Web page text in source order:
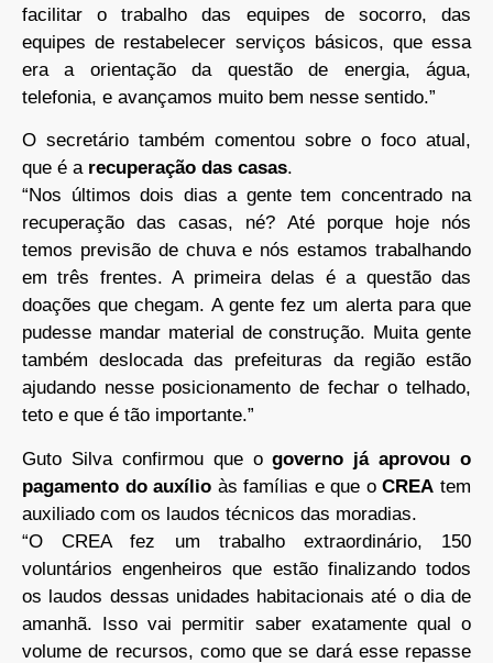
facilitar o trabalho das equipes de socorro, das
equipes de restabelecer serviços básicos, que essa
era a orientação da questão de energia, água,
telefonia, e avançamos muito bem nesse sentido.”
O secretário também comentou sobre o foco atual,
que é a recuperação das casas.
“Nos últimos dois dias a gente tem concentrado na
recuperação das casas, né? Até porque hoje nós
temos previsão de chuva e nós estamos trabalhando
em três frentes. A primeira delas é a questão das
doações que chegam. A gente fez um alerta para que
pudesse mandar material de construção. Muita gente
também deslocada das prefeituras da região estão
ajudando nesse posicionamento de fechar o telhado,
teto e que é tão importante.”
Guto Silva confirmou que ogoverno já aprovou o
pagamento do auxílio às famílias e que oCREA tem
auxiliado com os laudos técnicos das moradias.
“O CREA fez um trabalho extraordinário, 150
voluntários engenheiros que estão finalizando todos
os laudos dessas unidades habitacionais até o dia de
amanhã. Isso vai permitir saber exatamente qual o
volume de recursos, como que se dará esse repasse